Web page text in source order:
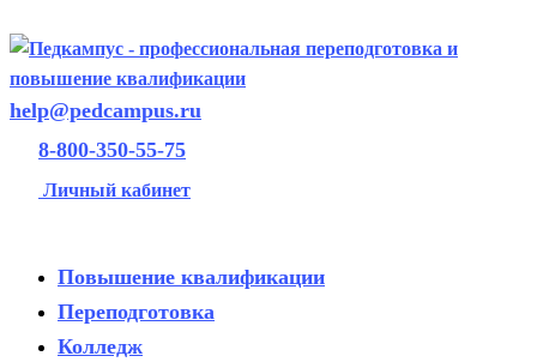
help@pedcampus.ru
8-800-350-55-75
Личный кабинет
Повышение квалификации
Переподготовка
Колледж